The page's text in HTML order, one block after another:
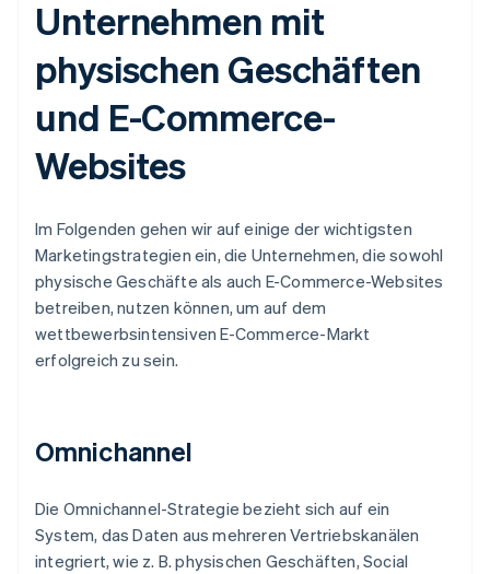
Unternehmen mit
physischen Geschäften
und E-Commerce-
Websites
Im Folgenden gehen wir auf einige der wichtigsten
Marketingstrategien ein, die Unternehmen, die sowohl
physische Geschäfte als auch E-Commerce-Websites
betreiben, nutzen können, um auf dem
wettbewerbsintensiven E-Commerce-Markt
erfolgreich zu sein.
Omnichannel
Die Omnichannel-Strategie bezieht sich auf ein
System, das Daten aus mehreren Vertriebskanälen
integriert, wie z. B. physischen Geschäften, Social